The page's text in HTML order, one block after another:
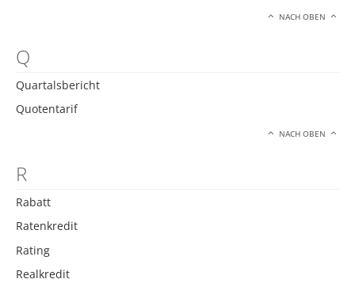
NACH OBEN
Q
Quartalsbericht
Quotentarif
NACH OBEN
R
Rabatt
Ratenkredit
Rating
Realkredit